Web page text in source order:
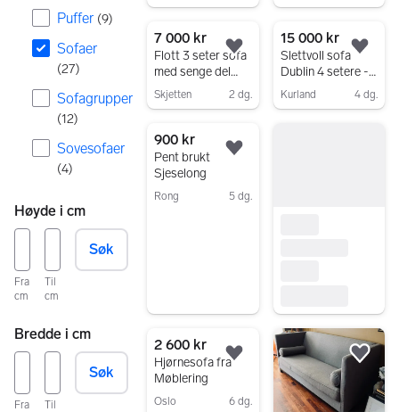
Puffer (9)
Sofaer
(27)
Sofagrupper
(12)
Sovesofaer
(4)
Høyde i cm
Fra
cm
Til
cm
Søk
Bredde i cm
Fra
Til
Søk
7 000 kr
Flott 3 seter sofa
med senge del
under fra IKEA
Skjetten 2 dg.
Legg til som favoritt.
15 000 kr
Slettvoll sofa
Dublin 4 setere -
fremstår som
Kurland 4 dg.
900 kr
Pent brukt
Sjeselong
Rong 5 dg.
2 600 kr
Hjørnesofa fra
Møblering
Oslo 6 dg.
Legg til som favoritt.